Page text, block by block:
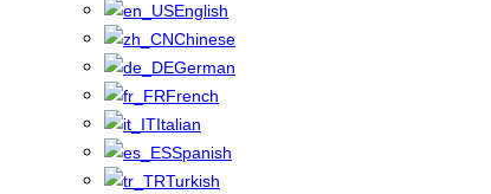
English
Chinese
German
French
Italian
Spanish
Turkish